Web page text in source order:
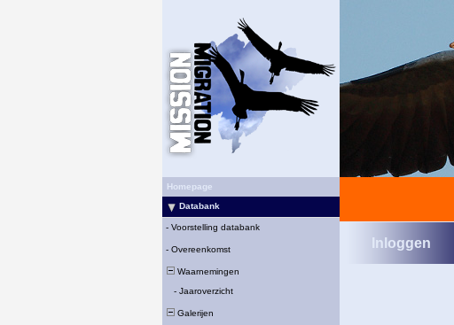
Homepage
Databank
- Voorstelling databank
- Overeenkomst
Waarnemingen
- Jaaroverzicht
Galerijen
Inloggen